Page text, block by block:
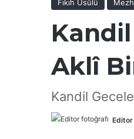
Fıkıh Usûlü
Aklî
Kandil
Editor